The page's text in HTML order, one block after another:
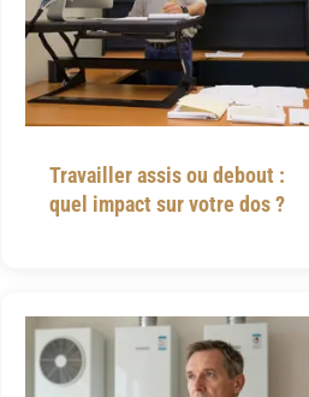
Travailler assis ou debout :
quel impact sur votre dos ?